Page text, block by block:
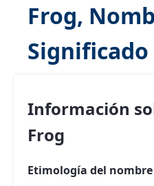
Frog,
Significado
Información
Frog
Etimología del nombre